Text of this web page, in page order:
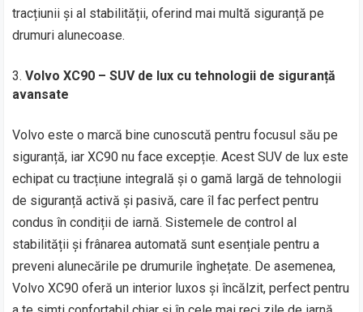
tracțiunii și al stabilității, oferind mai multă siguranță pe
drumuri alunecoase.
Volvo XC90 – SUV de lux cu tehnologii de siguranță
avansate
Volvo este o marcă bine cunoscută pentru focusul său pe
siguranță, iar XC90 nu face excepție. Acest SUV de lux este
echipat cu tracțiune integrală și o gamă largă de tehnologii
de siguranță activă și pasivă, care îl fac perfect pentru
condus în condiții de iarnă. Sistemele de control al
stabilității și frânarea automată sunt esențiale pentru a
preveni alunecările pe drumurile înghețate. De asemenea,
Volvo XC90 oferă un interior luxos și încălzit, perfect pentru